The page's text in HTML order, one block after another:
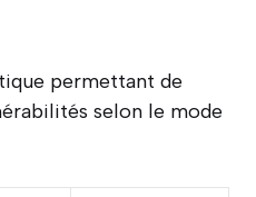
permettant de
selon le mode